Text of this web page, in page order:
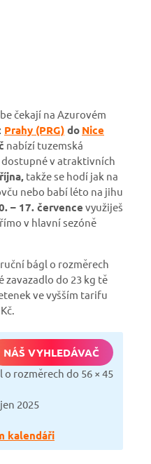
čekají na Azurovém
Prahy (PRG) do Nice
nabízí tuzemská
v atraktivních
takže se hodí jak na
nebo babí léto na jihu
– 17. července využiješ
v hlavní sezóně
bágl o rozměrech
zavazadlo do 23 kg tě
ve vyšším tarifu
NÁŠ VYHLEDÁVAČ
rozměrech do 56 × 45
2025
kalendáři